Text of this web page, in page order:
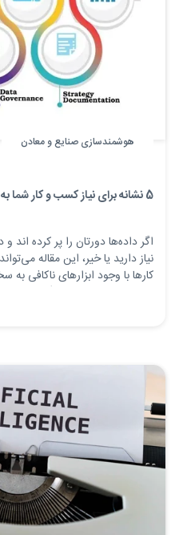
هوشمندسازی صنایع و معادن
5 نشانه برای نیاز کسب و کار شما به هوش تجاری (BI)
اگر داده‌ها دورتان را پر کرده
نیاز دارید یا خیر، این مقاله
کارها با وجود ابزارهای ناکافی
مطمئن نیستند چرا و چگونه هوش